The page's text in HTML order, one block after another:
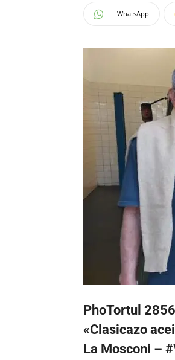
WhatsApp
PhoTortul 2856
«Clasicazo
La Mosconi –